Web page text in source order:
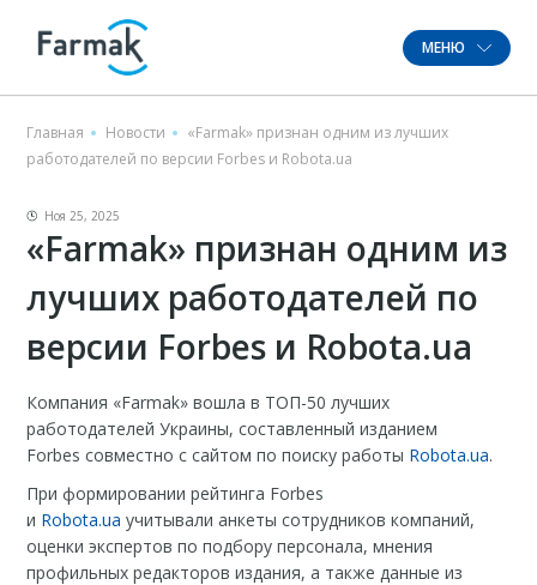
МЕНЮ
Главная Новости
«Farmak» признан одним из лучших
работодателей по версии Forbes и Robota.ua
Ноя 25, 2025
«Farmak» признан одним из
лучших работодателей по
версии Forbes и Robota.ua
Компания «Farmak» вошла в ТОП-50 лучших
работодателей Украины, составленный изданием
Forbes совместно с сайтом по поиску работы Robota.ua.
При формировании рейтинга Forbes
и Robota.ua учитывали анкеты сотрудников компаний,
оценки экспертов по подбору персонала, мнения
профильных редакторов издания, а также данные из